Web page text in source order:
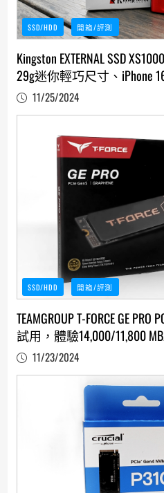
SSD/HDD 開箱/評測
Kingston EXTERNAL SSD
29g迷你輕巧尺寸、iPhone
11/25/2024
SSD/HDD 開箱/評測
TEAMGROUP T-FORCE GE
試用，體驗14,000/11,800
11/23/2024